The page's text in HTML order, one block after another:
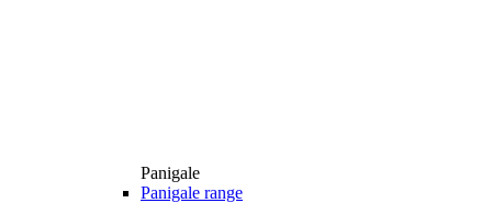
Panigale
Panigale range